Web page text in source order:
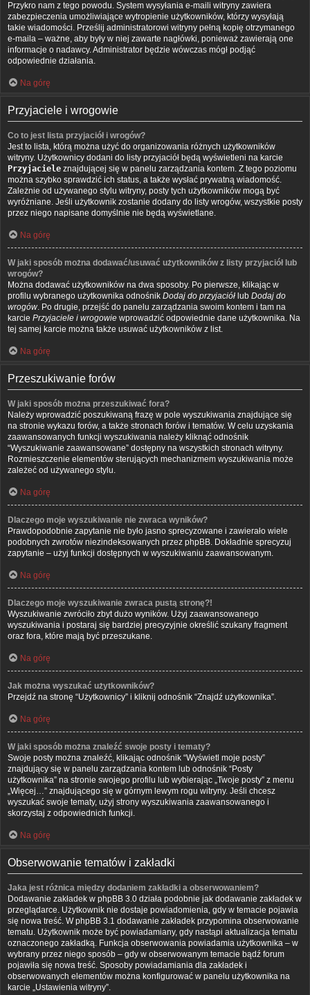
Przykro nam z tego powodu. System wysyłania e-maili witryny zawiera
zabezpieczenia umożliwiające wytropienie użytkowników, którzy wysyłają
takie wiadomości. Prześlij administratorowi witryny pełną kopię otrzymanego
e-maila – ważne, aby były w niej zawarte nagłówki, ponieważ zawierają one
informacje o nadawcy. Administrator będzie wówczas mógł podjąć
odpowiednie działania.
Na górę
Przyjaciele i wrogowie
Co to jest lista przyjaciół i wrogów?
Jest to lista, którą można użyć do organizowania różnych użytkowników
witryny. Użytkownicy dodani do listy przyjaciół będą wyświetleni na karcie
Przyjaciele znajdującej się w panelu zarządzania kontem. Z tego poziomu
można szybko sprawdzić ich status, a także wysłać prywatną wiadomość.
Zależnie od używanego stylu witryny, posty tych użytkowników mogą być
wyróżniane. Jeśli użytkownik zostanie dodany do listy wrogów, wszystkie posty
przez niego napisane domyślnie nie będą wyświetlane.
Na górę
W jaki sposób można dodawać/usuwać użytkowników z listy przyjaciół lub
wrogów?
Można dodawać użytkowników na dwa sposoby. Po pierwsze, klikając w
profilu wybranego użytkownika odnośnik Dodaj do przyjaciół lub Dodaj do
wrogów. Po drugie, przejść do panelu zarządzania swoim kontem i tam na
karcie Przyjaciele i wrogowie wprowadzić odpowiednie dane użytkownika. Na
tej samej karcie można także usuwać użytkowników z list.
Na górę
Przeszukiwanie forów
W jaki sposób można przeszukiwać fora?
Należy wprowadzić poszukiwaną frazę w pole wyszukiwania znajdujące się
na stronie wykazu forów, a także stronach forów i tematów. W celu uzyskania
zaawansowanych funkcji wyszukiwania należy kliknąć odnośnik
“Wyszukiwanie zaawansowane” dostępny na wszystkich stronach witryny.
Rozmieszczenie elementów sterujących mechanizmem wyszukiwania może
zależeć od używanego stylu.
Na górę
Dlaczego moje wyszukiwanie nie zwraca wyników?
Prawdopodobnie zapytanie nie było jasno sprecyzowane i zawierało wiele
podobnych zwrotów niezindeksowanych przez phpBB. Dokładnie sprecyzuj
zapytanie – użyj funkcji dostępnych w wyszukiwaniu zaawansowanym.
Na górę
Dlaczego moje wyszukiwanie zwraca pustą stronę?!
Wyszukiwanie zwróciło zbyt dużo wyników. Użyj zaawansowanego
wyszukiwania i postaraj się bardziej precyzyjnie określić szukany fragment
oraz fora, które mają być przeszukane.
Na górę
Jak można wyszukać użytkowników?
Przejdź na stronę “Użytkownicy” i kliknij odnośnik “Znajdź użytkownika”.
Na górę
W jaki sposób można znaleźć swoje posty i tematy?
Swoje posty można znaleźć, klikając odnośnik “Wyświetl moje posty”
znajdujący się w panelu zarządzania kontem lub odnośnik “Posty
użytkownika” na stronie swojego profilu lub wybierając „Twoje posty” z menu
„Więcej…” znajdującego się w górnym lewym rogu witryny. Jeśli chcesz
wyszukać swoje tematy, użyj strony wyszukiwania zaawansowanego i
skorzystaj z odpowiednich funkcji.
Na górę
Obserwowanie tematów i zakładki
Jaka jest różnica między dodaniem zakładki a obserwowaniem?
Dodawanie zakładek w phpBB 3.0 działa podobnie jak dodawanie zakładek w
przeglądarce. Użytkownik nie dostaje powiadomienia, gdy w temacie pojawia
się nowa treść. W phpBB 3.1 dodawanie zakładek przypomina obserwowanie
tematu. Użytkownik może być powiadamiany, gdy nastąpi aktualizacja tematu
oznaczonego zakładką. Funkcja obserwowania powiadamia użytkownika – w
wybrany przez niego sposób – gdy w obserwowanym temacie bądź forum
pojawiła się nowa treść. Sposoby powiadamiania dla zakładek i
obserwowanych elementów można konfigurować w panelu użytkownika na
karcie „Ustawienia witryny”.